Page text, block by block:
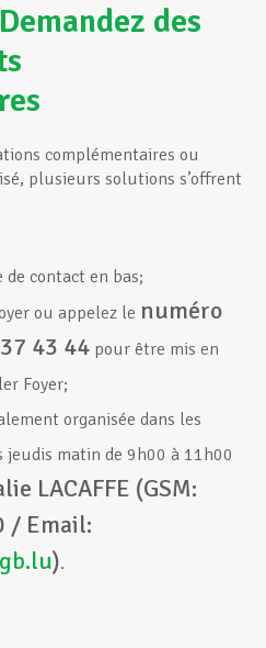
des
complémentaires ou
plusieurs solutions s’offrent
contact en bas;
ou appelez le numéro
43 44 pour être mis en
Foyer;
organisée dans les
jeudis matin de 9h00 à 11h00
LACAFFE (GSM:
/ Email:
).